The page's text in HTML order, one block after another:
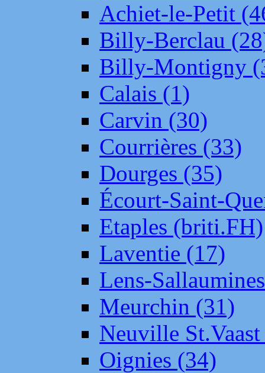
Achiet-le-Petit
Billy-Berclau
Billy-Montigny
Calais (1)
Carvin (30)
Courrières (33)
Dourges (35)
Écourt-Saint-
Etaples (briti.FH)
Laventie (17)
Lens-
Meurchin (31)
Neuville
Oignies (34)